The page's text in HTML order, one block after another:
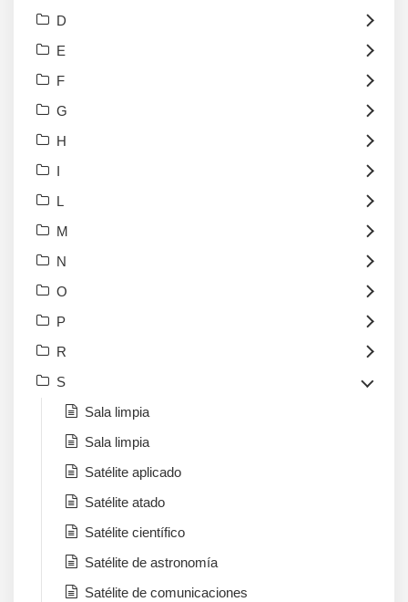
D
E
F
G
H
I
L
M
N
O
P
R
S
Sala limpia
Sala limpia
Satélite aplicado
Satélite atado
Satélite científico
Satélite de astronomía
Satélite de comunicaciones